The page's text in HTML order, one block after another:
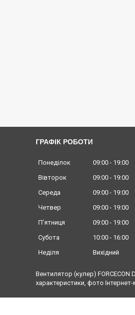
ГРАФІК РОБОТИ
Понеділок 09:00
19:00
Вівторок
09:00
19:00
Середа
09:00
19:00
Четвер
09:00
19:00
Пʼятниця
09:00
19:00
Субота
10:00
16:00
Неділя
Вихідний
Вентилятор (кулер) FORCECON
характеристики, фото